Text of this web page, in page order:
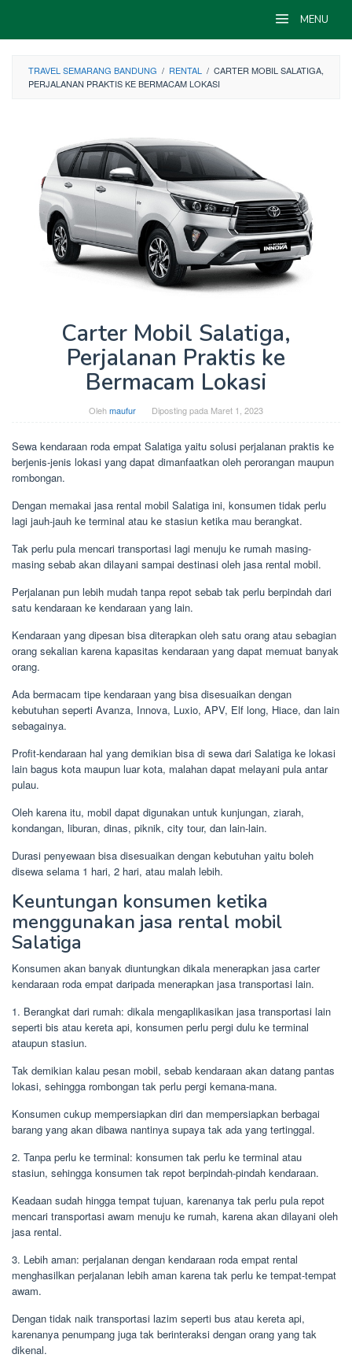
content
MENU
TRAVEL SEMARANG BANDUNG / RENTAL / CARTER MOBIL SALATIGA,
PERJALANAN PRAKTIS KE BERMACAM LOKASI
Carter Mobil Salatiga,
Perjalanan Praktis ke
Bermacam Lokasi
Olehmaufur Diposting pada Maret 1, 2023
Sewa kendaraan roda empat Salatiga yaitu solusi perjalanan praktis ke
berjenis-jenis lokasi yang dapat dimanfaatkan oleh perorangan maupun
rombongan.
Dengan memakai jasa rental mobil Salatiga ini, konsumen tidak perlu
lagi jauh-jauh ke terminal atau ke stasiun ketika mau berangkat.
Tak perlu pula mencari transportasi lagi menuju ke rumah masing-
masing sebab akan dilayani sampai destinasi oleh jasa rental mobil.
Perjalanan pun lebih mudah tanpa repot sebab tak perlu berpindah dari
satu kendaraan ke kendaraan yang lain.
Kendaraan yang dipesan bisa diterapkan oleh satu orang atau sebagian
orang sekalian karena kapasitas kendaraan yang dapat memuat banyak
orang.
Ada bermacam tipe kendaraan yang bisa disesuaikan dengan
kebutuhan seperti Avanza, Innova, Luxio, APV, Elf long, Hiace, dan lain
sebagainya.
Profit-kendaraan hal yang demikian bisa di sewa dari Salatiga ke lokasi
lain bagus kota maupun luar kota, malahan dapat melayani pula antar
pulau.
Oleh karena itu, mobil dapat digunakan untuk kunjungan, ziarah,
kondangan, liburan, dinas, piknik, city tour, dan lain-lain.
Durasi penyewaan bisa disesuaikan dengan kebutuhan yaitu boleh
disewa selama 1 hari, 2 hari, atau malah lebih.
Keuntungan konsumen ketika
menggunakan jasa rental mobil
Salatiga
Konsumen akan banyak diuntungkan dikala menerapkan jasa carter
kendaraan roda empat daripada menerapkan jasa transportasi lain.
1. Berangkat dari rumah: dikala mengaplikasikan jasa transportasi lain
seperti bis atau kereta api, konsumen perlu pergi dulu ke terminal
ataupun stasiun.
Tak demikian kalau pesan mobil, sebab kendaraan akan datang pantas
lokasi, sehingga rombongan tak perlu pergi kemana-mana.
Konsumen cukup mempersiapkan diri dan mempersiapkan berbagai
barang yang akan dibawa nantinya supaya tak ada yang tertinggal.
2. Tanpa perlu ke terminal: konsumen tak perlu ke terminal atau
stasiun, sehingga konsumen tak repot berpindah-pindah kendaraan.
Keadaan sudah hingga tempat tujuan, karenanya tak perlu pula repot
mencari transportasi awam menuju ke rumah, karena akan dilayani oleh
jasa rental.
3. Lebih aman: perjalanan dengan kendaraan roda empat rental
menghasilkan perjalanan lebih aman karena tak perlu ke tempat-tempat
awam.
Dengan tidak naik transportasi lazim seperti bus atau kereta api,
karenanya penumpang juga tak berinteraksi dengan orang yang tak
dikenal.